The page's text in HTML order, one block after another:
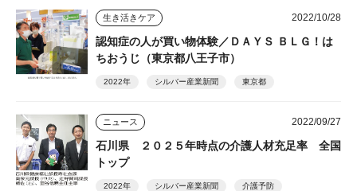
生き活きケア 2022/10/28
認知症の人が買い物体験／ＤＡＹＳ ＢＬＧ！は
ちおうじ（東京都八王子市）
2022年 シルバー産業新聞 東京都
ニュース 2022/09/27
石川県 ２０２５年時点の介護人材充足率 全国
トップ
2022年 シルバー産業新聞 介護予防